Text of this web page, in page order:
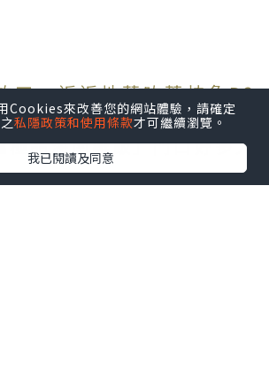
工，近近地落咗荔枝角D2
極品海南雞飯」門口好多人
來改善您的網站體驗，請確定
私隱政策和使用條款才可繼續瀏覽。
我已閱讀及同意